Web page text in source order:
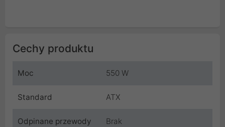
Cechy produktu
Moc 550 W
Standard ATX
Odpinane przewody Brak